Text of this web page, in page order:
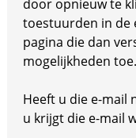
door opnieuw te
toestuurden in de
pagina die dan
mogelijkheden toe.
Heeft u die e-mail
u krijgt die e-mail